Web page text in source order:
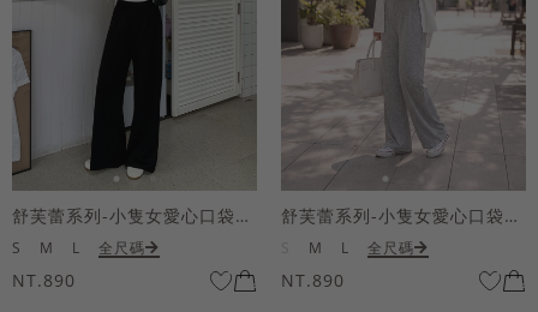
舒芙蕾系列-小隻女愛心口袋寬褲
S M L 全尺碼
NT.890
舒芙蕾系列-小隻女愛心口袋寬褲
M L 全尺碼
NT.890